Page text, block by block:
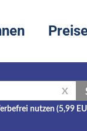
X
nutzen (5,99